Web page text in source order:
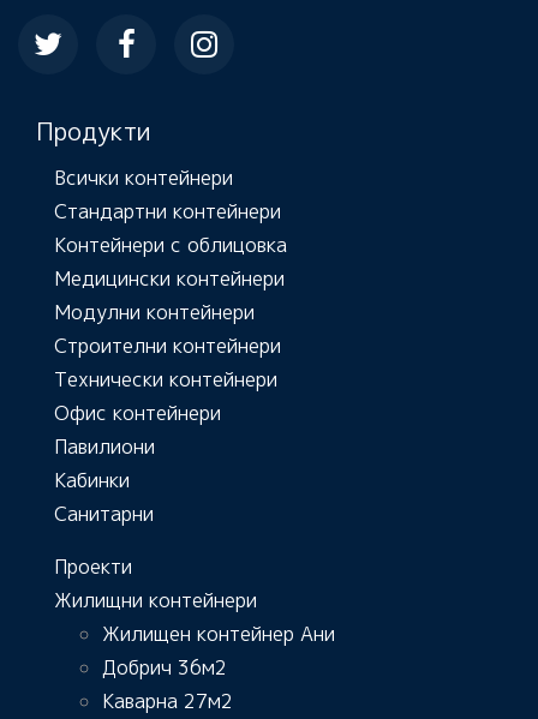
Продукти
Всички контейнери
Стандартни контейнери
Контейнери с облицовка
Медицински контейнери
Модулни контейнери
Строителни контейнери
Технически контейнери
Офис контейнери
Павилиони
Кабинки
Санитарни
Проекти
Жилищни контейнери
Жилищен контейнер Ани
Добрич 36м2
Каварна 27м2